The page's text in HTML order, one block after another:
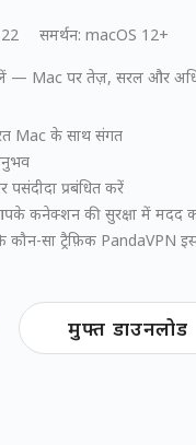
समर्थन: macOS 12+
— Mac पर तेज़, सरल और
Mac के साथ संगत
प्रबंधित करें
कनेक्शन की सुरक्षा में मदद
सा ट्रैफ़िक PandaVPN
मुफ्त डाउनलोड